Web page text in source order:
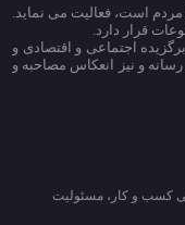
مردم است، فعالیت می نماید.
قرار دارد.
اجتماعی و اقتصادی و
و نیز انعکاس مصاحبه و
کسب و کار، مسئولیت